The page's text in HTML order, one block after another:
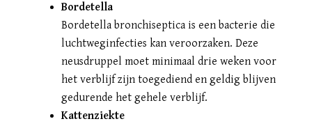
Bordetella
Bordetella bronchiseptica is een bacterie die
luchtweginfecties kan veroorzaken. Deze
neusdruppel moet minimaal drie weken voor
het verblijf zijn toegediend en geldig blijven
gedurende het gehele verblijf.
Kattenziekte